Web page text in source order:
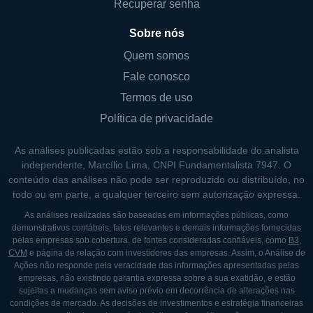
ofereça soluções personalizadas.
Adicionalmente, a empresa pode realizar
operações em diferentes regiões do mundo,
proporcionando a flexibilidade necessitada
para navegação em águas internacionais e
de óleo e gás, a Tsakos também pode
oferecer serviços de armazenamento e
transporte de diferentes produtos
relacionados ao petróleo, contribuindo para a
eficiência do sistema energético global.
PRESENÇA GLOBAL E ATUAÇÃO
INTERNACIONAL
A Tsakos Energy Navigation está presente
em várias regiões do mundo, atendendo
Recuperar senha
Sobre nós
Quem somos
Fale conosco
Termos de uso
Política de privacidade
As análises publicadas estão sob a responsabilidade do analista
independente, Marcílio Lima, CNPI Fundamentalista 7947. O
conteúdo das análises não pode ser reproduzido ou distribuído, no
todo ou em parte, a qualquer terceiro sem autorização expressa.
As análises realizadas são baseadas em informações públicas, como
demonstrativos contábeis, fatos relevantes e demais informações fornecidas
pelas empresas sob cobertura, de fontes consideradas confiáveis, como B3,
CVM e página de relação com investidores das empresas. Assim, o Análise de
Ações não responde pela veracidade das informações apresentadas pelas
empresas, não existindo garantia expressa sobre a sua exatidão, e estão
sujeitas a mudanças sem aviso prévio em decorrência de alterações nas
condições de mercado. As decisões de investimentos e estratégia financeiras